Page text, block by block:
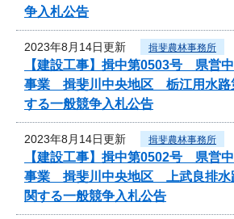
争入札公告
2023年8月14日更新 揖斐農林事務所
【建設工事】揖中第0503号 県営
事業 揖斐川中央地区 栃江用水
する一般競争入札公告
2023年8月14日更新 揖斐農林事務所
【建設工事】揖中第0502号 県営
事業 揖斐川中央地区 上武良排
関する一般競争入札公告